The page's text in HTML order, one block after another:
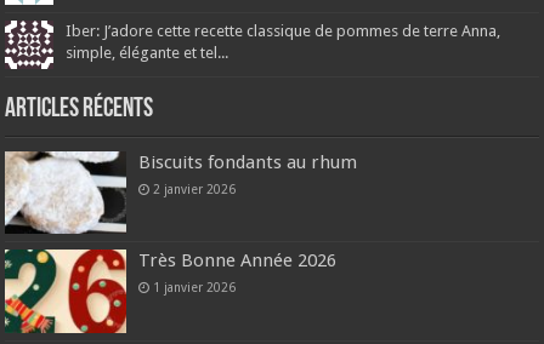
Iber: J’adore cette recette classique de pommes de terre Anna,
simple, élégante et tel...
Articles récents
Biscuits fondants au rhum
2 janvier 2026
Très Bonne Année 2026
1 janvier 2026